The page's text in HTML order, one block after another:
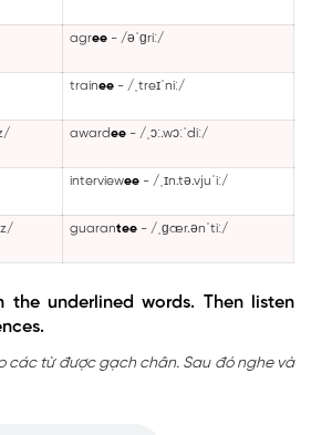
agree - /əˈɡriː/
trainee - /ˌtreɪˈniː/
awardee - /ˌɔː.wɔːˈdiː/
interviewee - /ˌɪn.tə.vjuˈiː/
guarantee - /ˌɡær.ənˈtiː/
the underlined words. Then listen
các từ được gạch chân. Sau đó nghe và